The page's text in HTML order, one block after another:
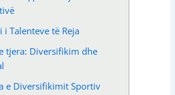
Talenteve të Reja
tjera: Diversifikim dhe
e Diversifikimit Sportiv